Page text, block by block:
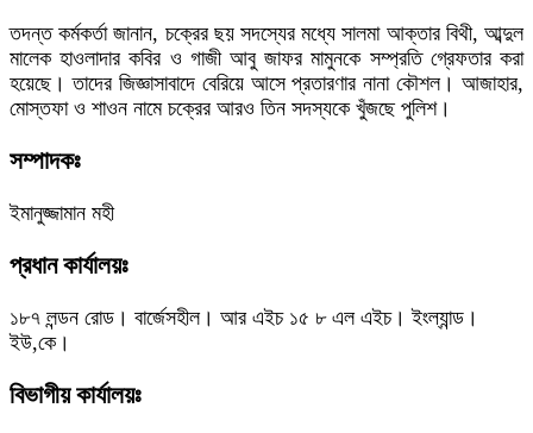
তদন্ত কর্মকর্তা জানান, চক্রের ছয় সদস্যের মধ্যে সালমা আক্তার বিথী, আব্দুল
মালেক হাওলাদার কবির ও গাজী আবু জাফর মামুনকে সম্প্রতি গ্রেফতার করা
হয়েছে। তাদের জিজ্ঞাসাবাদে বেরিয়ে আসে প্রতারণার নানা কৌশল। আজাহার,
মোস্তফা ও শাওন নামে চক্রের আরও তিন সদস্যকে খুঁজছে পুলিশ।
সম্পাদকঃ
ইমানুজ্জামান মহী
প্রধান কার্যালয়ঃ
১৮৭ লন্ডন রোড। বার্জেসহীল। আর এইচ ১৫ ৮ এল এইচ। ইংল্যান্ড।
ইউ,কে।
বিভাগীয় কার্যালয়ঃ